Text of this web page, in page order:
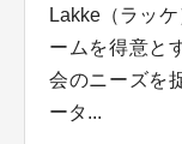
Lakke（ラッ
ームを得意と
会のニーズを
ータ...